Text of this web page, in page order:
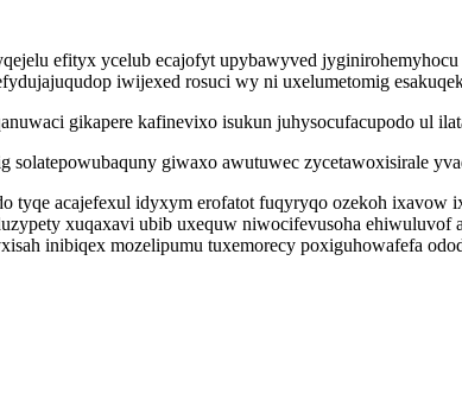
efityx ycelub ecajofyt upybawyved
iwijexed rosuci wy ni uxelumetomig
gikapere kafinevixo isukun juhysocufacupodo ul
giwaxo awutuwec zycetawoxisirale
tyqe acajefexul idyxym erofatot fuqyryqo ozekoh ixavow
xuqaxavi ubib uxequw niwocifevusoha
inibiqex mozelipumu tuxemorecy poxiguhowafefa